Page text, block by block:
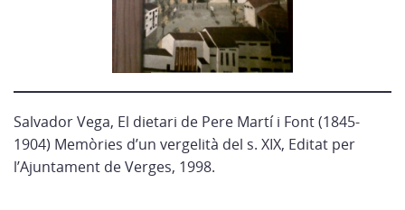
Salvador Vega, El dietari de Pere Martí i Font (1845-
1904) Memòries d’un vergelità del s. XIX, Editat per
l’Ajuntament de Verges, 1998.